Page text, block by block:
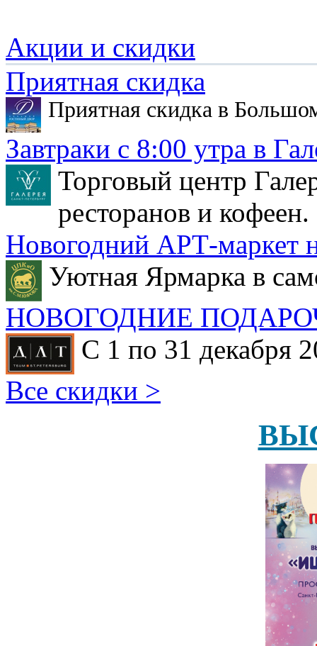
Акции и скидки
Приятная скидка
Приятная скидка в
Завтраки с 8:00 утра в
Торговый центр
ресторанов и кофеен.
Новогодний АРТ-маркет
Уютная Ярмарка в
НОВОГОДНИЕ
С 1 по 31 декабря
Все скидки >